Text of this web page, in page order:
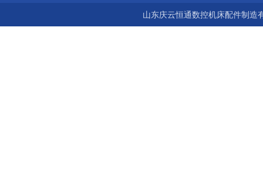
山东庆云恒通数控机床配件制